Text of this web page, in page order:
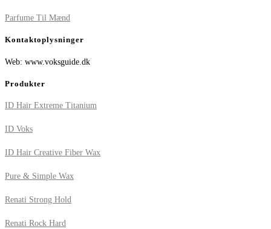
Parfume Til Mænd
Kontaktoplysninger
Web: www.voksguide.dk
Produkter
ID Hair Extreme Titanium
ID Voks
ID Hair Creative Fiber Wax
Pure & Simple Wax
Renati Strong Hold
Renati Rock Hard